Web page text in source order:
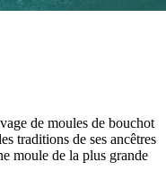
de moules de bouchot
traditions de ses ancêtres
moule de la plus grande